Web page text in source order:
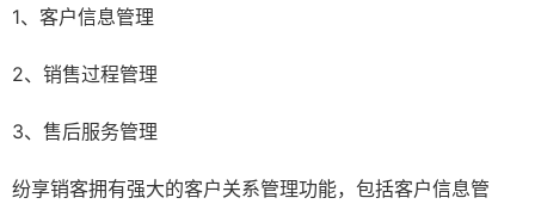
1、客户信息管理
2、销售过程管理
3、售后服务管理
纷享销客拥有强大的客户关系管理功能，包括客户信息管